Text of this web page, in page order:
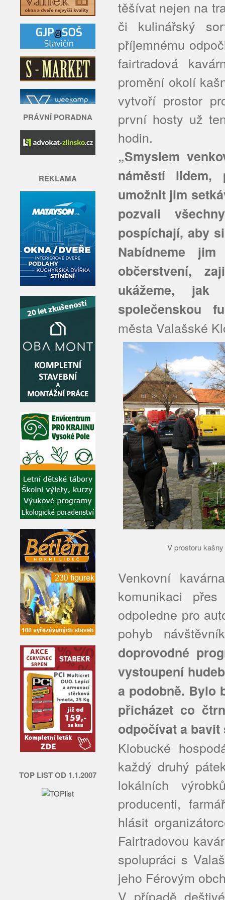
PRÁVNÍ PORADNA
REKLAMA
TOP LIST OD 1.1.2007
těšívat nejen na
či kulinářský
příjemnému
fairtradová
promění okolí
vytvoří prostor
první hosty už
hodin.
„Smyslem
náměstí
umožnit jim
pozvali
pospíchají, aby
Nabídneme
občerstvení,
ukážeme,
společenskou
města Valašské
V prostoru
Venkovní
komunikaci
odpoledne pro
pohyb
doprovodné
vystoupení
a podobně. Bylo
přicházet co
odpočívat a bavit
Klobucké
každý druhý
lokálních
producenti,
hlásit
Fairtradovou
spolupráci s
jeho Férovým
V případě